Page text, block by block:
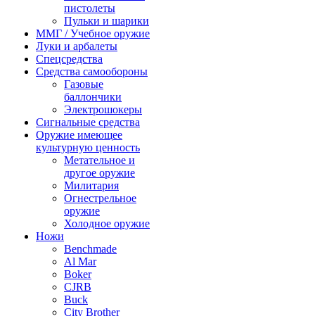
пистолеты
Пульки и шарики
ММГ / Учебное оружие
Луки и арбалеты
Спецсредства
Средства самообороны
Газовые
баллончики
Электрошокеры
Сигнальные средства
Оружие имеющее
культурную ценность
Метательное и
другое оружие
Милитария
Огнестрельное
оружие
Холодное оружие
Ножи
Benchmade
Al Mar
Boker
CJRB
Buck
City Brother